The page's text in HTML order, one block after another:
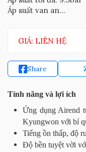
Áp suất van an...
GIÁ: LIÊN HỆ
Share
Tính năng và lợi ích
Ứng dụng Airend
Kyungwon với bí
Tiếng ồn thấp, độ
Độ bền tuyệt vời